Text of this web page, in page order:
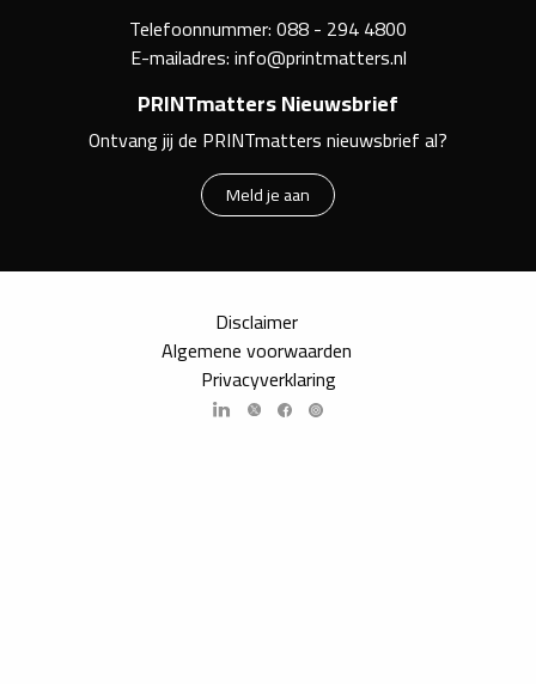
Telefoonnummer:088 - 294 4800
E-mailadres:info@printmatters.nl
PRINTmatters Nieuwsbrief
Ontvang jij de PRINTmatters nieuwsbrief al?
Meld je aan
Disclaimer
Algemene voorwaarden
Privacyverklaring